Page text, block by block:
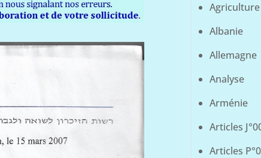
Agriculture
Albanie
Allemagne
Analyse
Arménie
Articles
Articles